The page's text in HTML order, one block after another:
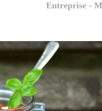
Entreprise -